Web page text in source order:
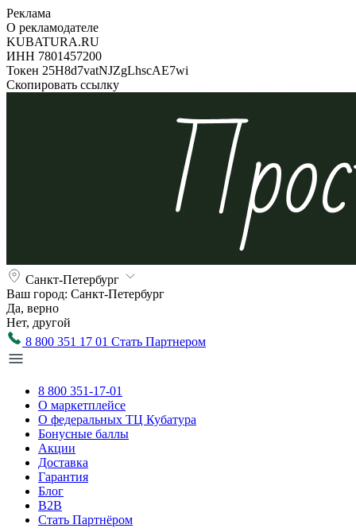
Реклама
О рекламодателе
KUBATURA.RU
ИНН 7801457200
Токен 25H8d7vatNJZgLhscAE7wi
Скопировать ссылку
Санкт-Петербург
Ваш город: Санкт-Петербург
Да, верно
Нет, другой
8 800 351 17 01 Стать Партнером
8 800 351-17-01
О маркетплейсе
О федеральных ТЦ Кубатура
Бонусные баллы
Акции
Доставка
Гарантия
Блог
B2B
Стать Партнёром